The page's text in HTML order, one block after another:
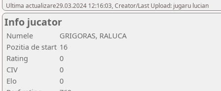
Ultima actualizare29.03.2024 12:16:03, Creator/Last Upload: jugaru lucian
Info jucator
Numele
GRIGORAS, RALUCA
Pozitia de start 16
Rating
0
CIV
0
Elo
0